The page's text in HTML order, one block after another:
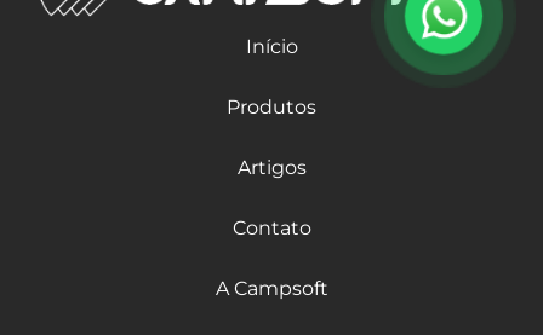
Início
Produtos
Artigos
Contato
A Campsoft